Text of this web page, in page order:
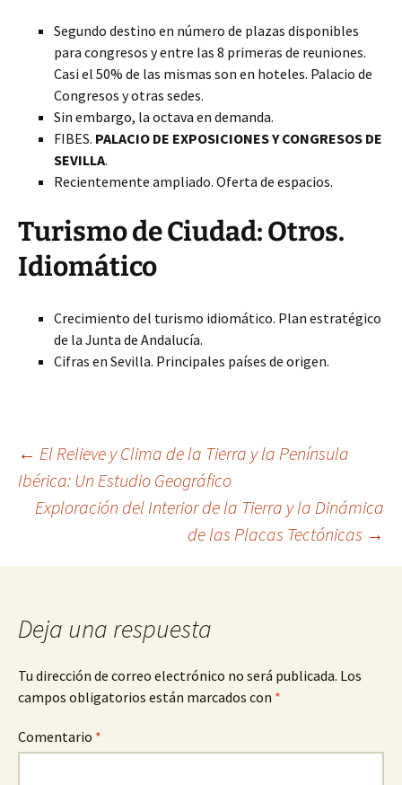
Segundo destino en número de plazas disponibles
para congresos y entre las 8 primeras de reuniones.
Casi el 50% de las mismas son en hoteles. Palacio de
Congresos y otras sedes.
Sin embargo, la octava en demanda.
FIBES. PALACIO DE EXPOSICIONES Y CONGRESOS DE
SEVILLA.
Recientemente ampliado. Oferta de espacios.
Turismo de Ciudad: Otros.
Idiomático
Crecimiento del turismo idiomático. Plan estratégico
de la Junta de Andalucía.
Cifras en Sevilla. Principales países de origen.
Navegación
de
entradas
← El Relieve y Clima de la Tierra y la Península
Ibérica: Un Estudio Geográfico
Exploración del Interior de la Tierra y la Dinámica
de las Placas Tectónicas →
Deja una respuesta
Tu dirección de correo electrónico no será publicada. Los
campos obligatorios están marcados con *
Comentario *